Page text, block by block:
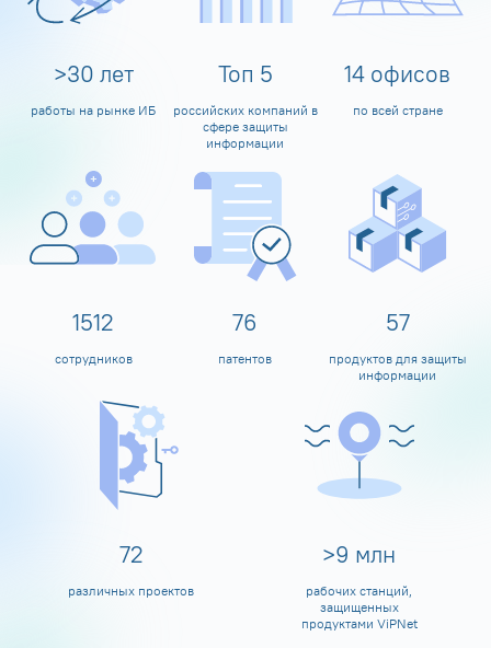
>30 лет
работы на рынке ИБ
Топ 5
российских компаний в
сфере защиты
информации
14 офисов
по всей стране
1600
сотрудников
80
патентов
60
продуктов для защиты
информации
80
различных проектов
>10 млн
рабочих станций,
защищенных
продуктами ViPNet